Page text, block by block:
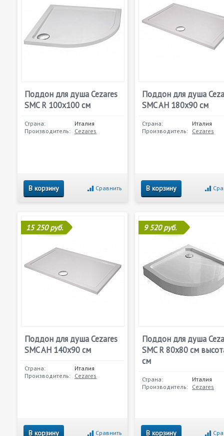
Поддон для душа Cezares
SMC R 100x100 см
Страна:
Италия
Производитель: Cezares
В корзину Сравнить
Поддон для душа
SMC AH 180x90 см
Страна:
Италия
Производитель: Cezares
В корзину
15 250 руб.
Поддон для душа Cezares
SMC AH 140x90 см
Страна:
Италия
Производитель: Cezares
В корзину Сравнить
9 520 руб.
Поддон для душа
SMC R 80x80 см
см
Страна:
Италия
Производитель: Cezares
В корзину